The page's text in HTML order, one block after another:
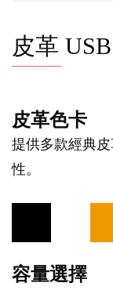
皮革
皮革色卡
提供多款經典
性。
容量選擇